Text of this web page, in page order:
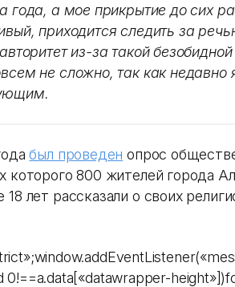
года, а мое прикрытие до сих
приходится следить за
из-за такой
не сложно, так как недавно
был проведен опрос
которого 800 жителей города
лет рассказали о своих
0!==a.data[«datawrapper-